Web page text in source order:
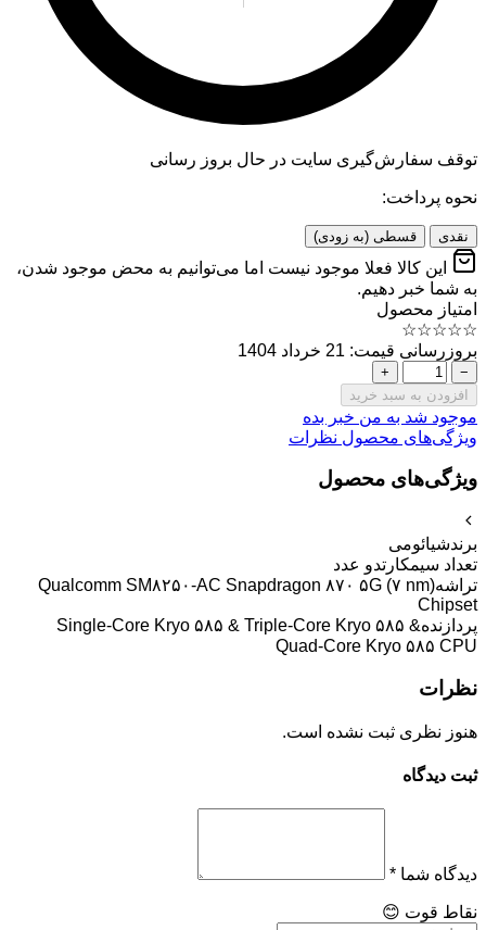
توقف سفارش‌گیری سایت در حال بروز رسانی
نحوه پرداخت:
نقدی قسطی (به زودی)
این کالا فعلا موجود نیست اما می‌توانیم به محض موجود شدن،
به شما خبر دهیم.
امتیاز محصول
☆
☆
☆
☆
☆
بروزرسانی قیمت: 21 خرداد 1404
−
+
افزودن به سبد خرید
موجود شد به من خبر بده
ویژگی‌های محصول نظرات
ویژگی‌های محصول
برندشیائومی
تعداد سیمکارتدو عدد
تراشهQualcomm SM۸۲۵۰-AC Snapdragon ۸۷۰ ۵G (۷ nm)
Chipset
پردازندهSingle-Core Kryo ۵۸۵ & Triple-Core Kryo ۵۸۵ &
Quad-Core Kryo ۵۸۵ CPU
نظرات
هنوز نظری ثبت نشده است.
ثبت دیدگاه
دیدگاه شما *
نقاط قوت 😊